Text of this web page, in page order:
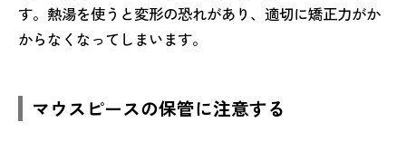
す。熱湯を使うと変形の恐れがあり、適切に矯正力がか
からなくなってしまいます。
マウスピースの保管に注意する